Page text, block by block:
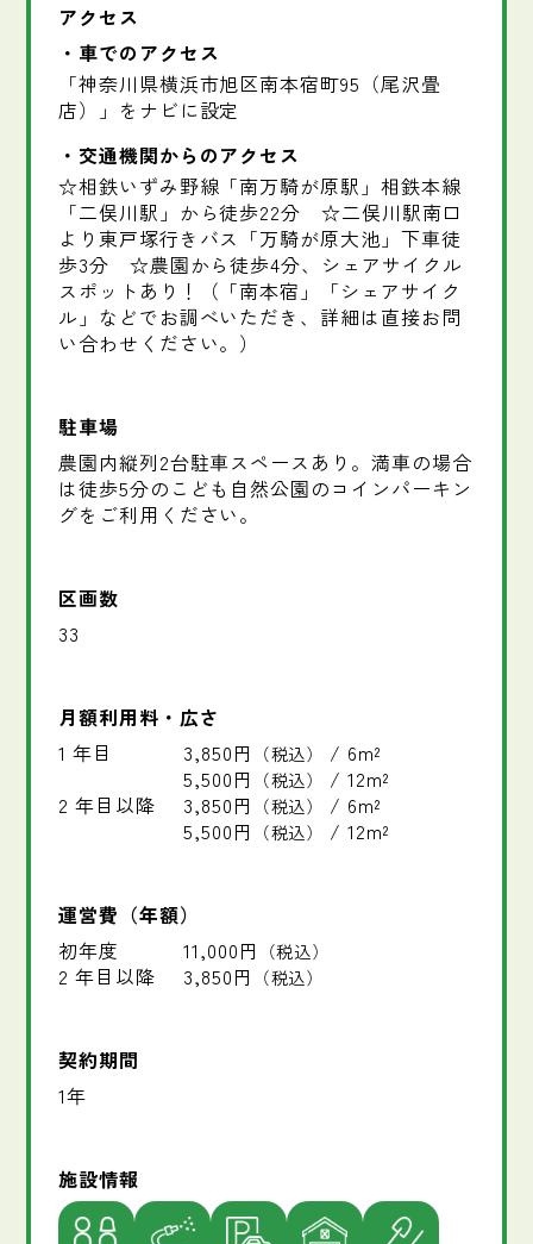
アクセス
車でのアクセス
「神奈川県横浜市旭区南本宿町95（尾沢畳
店）」をナビに設定
交通機関からのアクセス
☆相鉄いずみ野線「南万騎が原駅」相鉄本線
「二俣川駅」から徒歩22分 ☆二俣川駅南口
より東戸塚行きバス「万騎が原大池」下車徒
歩3分 ☆農園から徒歩4分、シェアサイクル
スポットあり！（「南本宿」「シェアサイク
ル」などでお調べいただき、詳細は直接お問
い合わせください。）
駐車場
農園内縦列2台駐車スペースあり。満車の場合
は徒歩5分のこども自然公園のコインパーキン
グをご利用ください。
区画数
33
月額利用料・広さ
1 年目
3,850円 （税込）
/ 6m²
5,500円
（税込）
/ 12m²
2 年目以降
3,850円 （税込）
/ 6m²
5,500円
（税込） / 12m²
運営費（年額）
初年度
11,000円 （税込）
2 年目以降 3,850円 （税込）
契約期間
1年
施設情報